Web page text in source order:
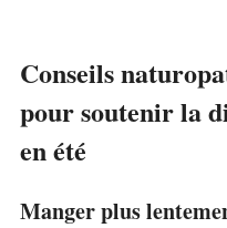
Conseils
pour soutenir la
en été
Manger plus